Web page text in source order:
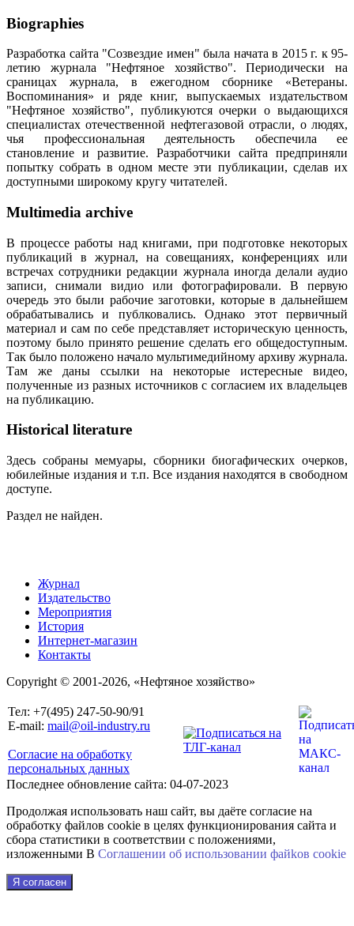
Biographies
Разработка сайта "Созвездие имен" была начата в 2015 г. к 95-
летию журнала "Нефтяное хозяйство". Периодически на
сраницах журнала, в ежегодном сборнике «Ветераны.
Воспоминания» и ряде книг, выпускаемых издательством
"Нефтяное хозяйство", публикуются очерки о выдающихся
специалистах отечественной нефтегазовой отрасли, о людях,
чья профессиональная деятельность обеспечила ее
становление и развитие. Разработчики сайта предприняли
попытку собрать в одном месте эти публикации, сделав их
доступными широкому кругу читателей.
Multimedia archive
В процессе работы над книгами, при подготовке некоторых
публикаций в журнал, на совещаниях, конференциях или
встречах сотрудники редакции журнала иногда делали аудио
записи, снимали видио или фотографировали. В первую
очередь это были рабочие заготовки, которые в дальнейшем
обрабатывались и публковались. Однако этот первичный
материал и сам по себе представляет историческую ценность,
поэтому было принято решение сделать его общедоступным.
Так было положено начало мультимедийному архиву журнала.
Там же даны ссылки на некоторые истересные видео,
полученные из разных источников с согласием их владельцев
на публикацию.
Historical literature
Здесь собраны мемуары, сборники биогафических очерков,
юбилейные издания и т.п. Все издания находятся в свободном
доступе.
Раздел не найден.
Журнал
Издательство
Мероприятия
История
Интернет-магазин
Контакты
Copyright © 2001-2026, «Нефтяное хозяйство»
Тел: +7(495) 247-50-90/91
E-mail: mail@oil-industry.ru
Согласие на обработку
персональных данных
Последнее обновление сайта: 04-07-2023
Продолжая использовать наш сайт, вы даёте согласие на
обработку файлов cookie в целях функционирования сайта и
сбора статистики в соответствии с положениями,
изложенными В Соглашении об использовании файkов cookie
Я согласен